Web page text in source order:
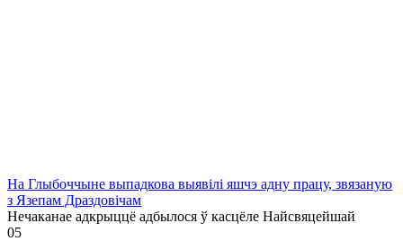
На Глыбоччыне выпадкова выявілі яшчэ адну працу, звязаную
з Язепам Драздовічам
Нечаканае адкрыццё адбылося ў касцёле Найсвяцейшай
05